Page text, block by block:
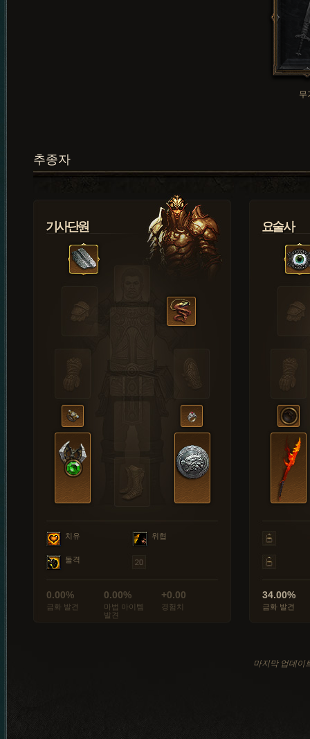
무
추종자
기사단원
치유 위협
돌격
0.00%
금화 발견
0.00%
마법 아이템
발견
+0.00
경험치
요술사
34.00%
금화 발견
마지막 업데이